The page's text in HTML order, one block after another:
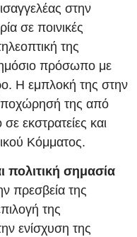
στην
σε ποινικές
της
πρόσωπο με
Η εμπλοκή της στην
της από
εκστρατείες και
Κόμματος.
πολιτική σημασία
πρεσβεία της
της
ενίσχυση της